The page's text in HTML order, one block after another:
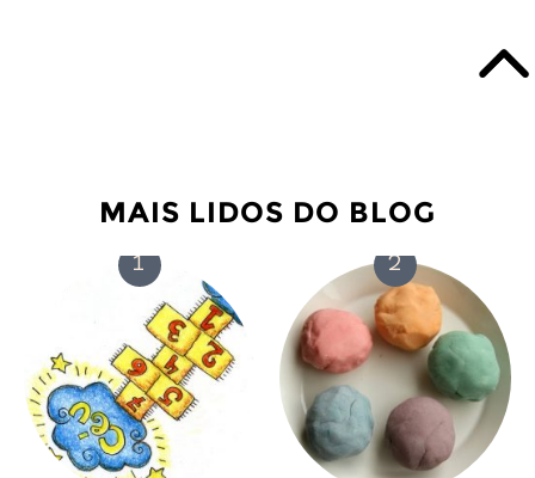
MAIS LIDOS DO BLOG